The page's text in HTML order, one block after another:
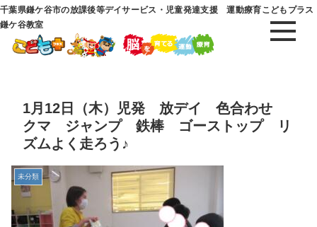
千葉県鎌ケ谷市の放課後等デイサービス・児童発達支援 運動療育こどもプラス
鎌ケ谷教室
1月12日（木）児発 放デイ 色合わせ
クマ ジャンプ 鉄棒 ゴーストップ リ
ズムよく走ろう♪
未分類